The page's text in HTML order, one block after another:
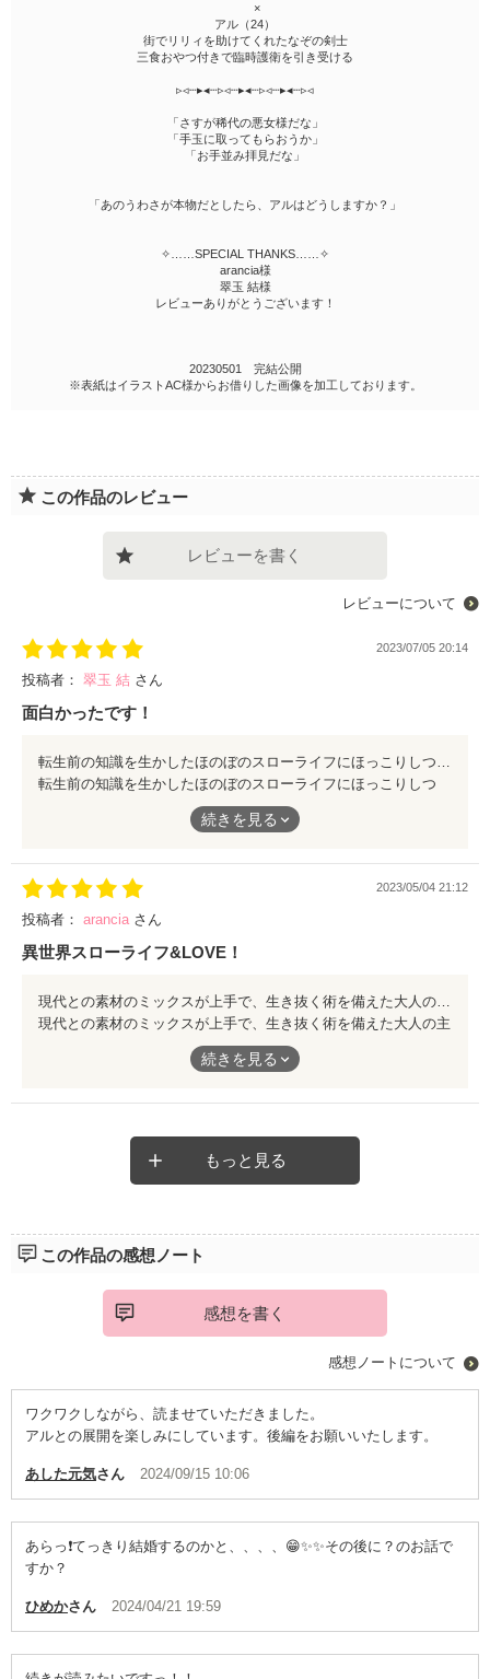
×
アル（24）
街でリリィを助けてくれたなぞの剣士
三食おやつ付きで臨時護衛を引き受ける
▹◃┄▸◂┄▹◃┄▸◂┄▹◃┄▸◂┄▹◃
「さすが稀代の悪女様だな」
「手玉に取ってもらおうか」
「お手並み拝見だな」
「あのうわさが本物だとしたら、アルはどうしますか？」
✧……SPECIAL THANKS……✧
arancia様
翠玉 結様
レビューありがとうございます！
20230501 完結公開
※表紙はイラストAC様からお借りした画像を加工しております。
この作品のレビュー
レビューを書く
レビューについて
2023/07/05 20:14
投稿者： 翠玉 結 さん
面白かったです！
転生前の知識を生かしたほのぼのスローライフにほっこりしつ
つ、アルのぶっきらぼうでも優しさに溢れるやりとりに、心がホ
見事なざまぁに、最後は続きが気になる終わり方…！すごく面白
受賞、おめでとうございました(*^^*)
続きを見る
2023/05/04 21:12
投稿者： arancia さん
異世界スローライフ&LOVE！
現代との素材のミックスが上手で、生き抜く術を備えた大人の主人公が素敵。 構えのないところでさらっと萌えシーンを投入するあたりはさすがです。 そして「変な声が漏れそうになったが根性で飲み込み」というようなつい笑ってしまう描写に、ゆたかさんらしさを感じ、明るく愉快な世界も堪能。 続きがありそうなラストなので、ぜひ長編で読んでみたいです。
現代との素材のミックスが上手で、生き抜く術を備えた大人の主
うなつい笑ってしまう描写に、ゆたかさんらしさを感じ、明るく
続きを見る
もっと見る
この作品の感想ノート
感想を書く
感想ノートについて
ワクワクしながら、読ませていただきました。
アルとの展開を楽しみにしています。後編をお願いいたします。
あした元気さん 2024/09/15 10:06
あらっ❗てっきり結婚するのかと、、、、😁✨✨その後に？のお話で
すか？
ひめかさん 2024/04/21 19:59